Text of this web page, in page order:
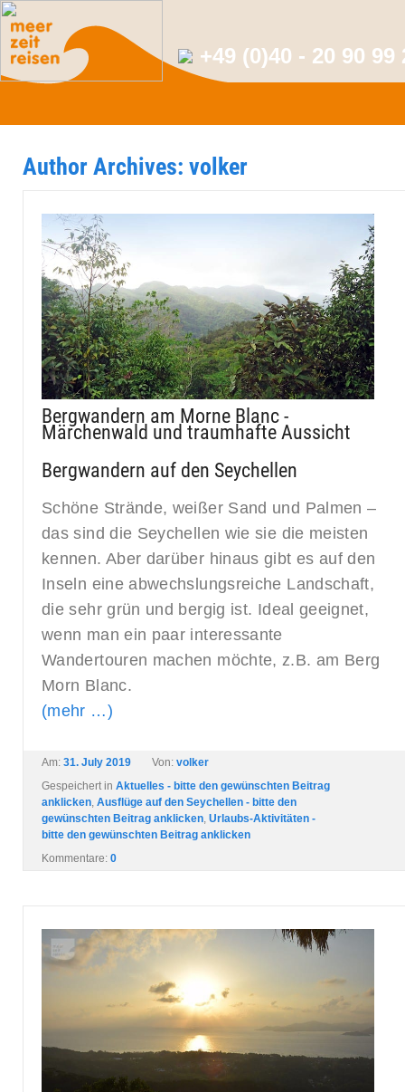
+49 (0)40 - 20 90 99
Author Archives: volker
Bergwandern am Morne Blanc -
Märchenwald und traumhafte Aussicht
Bergwandern auf den Seychellen
Schöne Strände, weißer Sand und Palmen –
das sind die Seychellen wie sie die meisten
kennen. Aber darüber hinaus gibt es auf den
Inseln eine abwechslungsreiche Landschaft,
die sehr grün und bergig ist. Ideal geeignet,
wenn man ein paar interessante
Wandertouren machen möchte, z.B. am Berg
Morn Blanc.
(mehr …)
Am: 31. July 2019 Von: volker
Gespeichert in Aktuelles - bitte den gewünschten Beitrag
anklicken Ausflüge auf den Seychellen - bitte den
gewünschten Beitrag anklicken Urlaubs-Aktivitäten -
bitte den gewünschten Beitrag anklicken
Kommentare: 0